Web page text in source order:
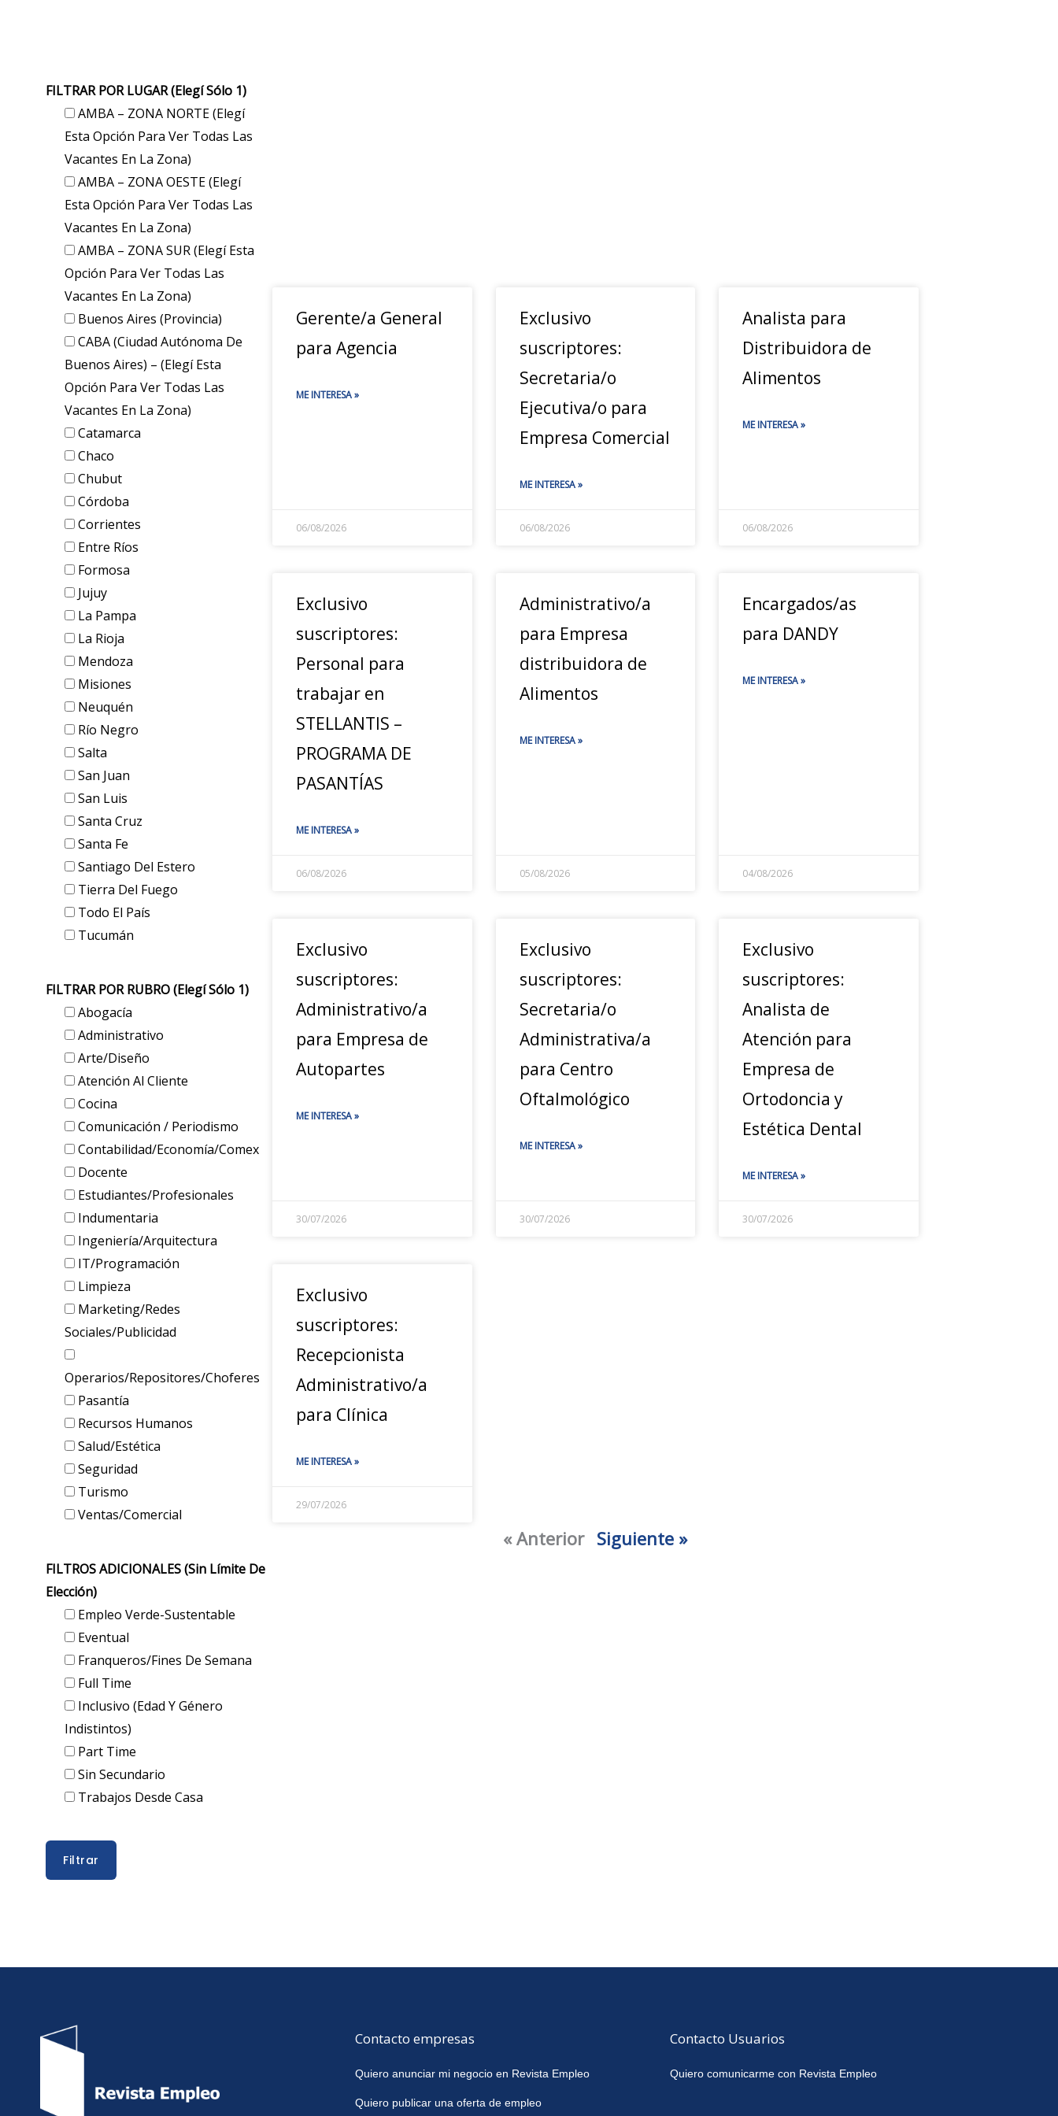
FILTRAR POR LUGAR (elegí Sólo 1)
AMBA – ZONA NORTE (elegí
Esta Opción Para Ver Todas Las
Vacantes En La Zona)
AMBA – ZONA OESTE (elegí
Esta Opción Para Ver Todas Las
Vacantes En La Zona)
AMBA – ZONA SUR (elegí Esta
Opción Para Ver Todas Las
Vacantes En La Zona)
Buenos Aires (provincia)
CABA (Ciudad Autónoma De
Buenos Aires) – (elegí Esta
Opción Para Ver Todas Las
Vacantes En La Zona)
Catamarca
Chaco
Chubut
Córdoba
Corrientes
Entre Ríos
Formosa
Jujuy
La Pampa
La Rioja
Mendoza
Misiones
Neuquén
Río Negro
Salta
San Juan
San Luis
Santa Cruz
Santa Fe
Santiago Del Estero
Tierra Del Fuego
Todo El País
Tucumán
FILTRAR POR RUBRO (elegí Sólo 1)
Abogacía
Administrativo
Arte/Diseño
Atención Al Cliente
Cocina
Comunicación / Periodismo
Contabilidad/Economía/Comex
Docente
Estudiantes/Profesionales
Indumentaria
Ingeniería/Arquitectura
IT/Programación
Limpieza
Marketing/Redes
Sociales/Publicidad
Operarios/Repositores/Choferes
Pasantía
Recursos Humanos
Salud/Estética
Seguridad
Turismo
Ventas/Comercial
FILTROS ADICIONALES (sin Límite De
Elección)
Empleo Verde-Sustentable
Eventual
Franqueros/Fines De Semana
Full Time
Inclusivo (edad Y Género
Indistintos)
Part Time
Sin Secundario
Trabajos Desde Casa
Gerente/a General
para Agencia
ME INTERESA »
06/08/2026
Exclusivo
suscriptores:
Secretaria/o
Ejecutiva/o para
Empresa Comercial
ME INTERESA »
06/08/2026
Analista para
Distribuidora de
Alimentos
ME INTERESA »
06/08/2026
Exclusivo
suscriptores:
Personal para
trabajar en
STELLANTIS –
PROGRAMA DE
PASANTÍAS
ME INTERESA »
06/08/2026
Administrativo/a
para Empresa
distribuidora de
Alimentos
ME INTERESA »
05/08/2026
Encargados/as
para DANDY
ME INTERESA »
04/08/2026
Exclusivo
suscriptores:
Administrativo/a
para Empresa de
Autopartes
ME INTERESA »
30/07/2026
Exclusivo
suscriptores:
Secretaria/o
Administrativa/a
para Centro
Oftalmológico
ME INTERESA »
30/07/2026
Exclusivo
suscriptores:
Analista de
Atención para
Empresa de
Ortodoncia y
Estética Dental
ME INTERESA »
30/07/2026
Exclusivo
suscriptores:
Recepcionista
Administrativo/a
para Clínica
ME INTERESA »
29/07/2026
« Anterior Siguiente »
Contacto empresas
Quiero anunciar mi negocio en Revista Empleo
Quiero publicar una oferta de empleo
Contacto Usuarios
Quiero comunicarme con Revista Empleo